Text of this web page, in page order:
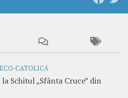
CATOLICĂ
Schitul „Sfânta Cruce” din